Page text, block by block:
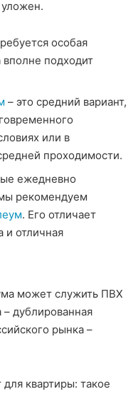
особая
подходит
– это средний вариант,
или в
проходимости.
ежедневно
рекомендуем
. Его отличает
и отличная
может служить ПВХ
дублированная
рынка –
квартиры: такое